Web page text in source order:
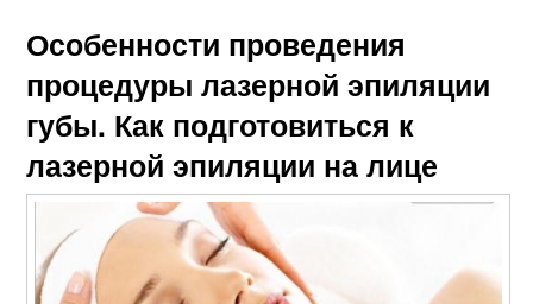
Особенности проведения
процедуры лазерной эпиляции
губы. Как подготовиться к
лазерной эпиляции на лице